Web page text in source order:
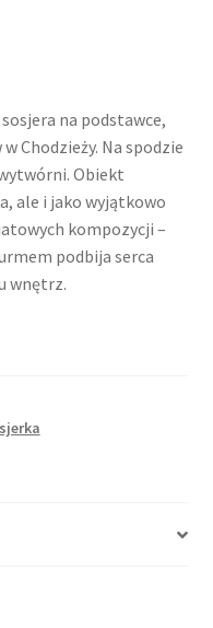
na podstawce,
Chodzieży. Na spodzie
Obiekt
ale i jako wyjątkowo
kompozycji –
podbija serca
wnętrz.